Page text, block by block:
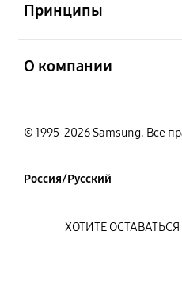
Принципы
О компании
© 1995-2026 Samsung. Все
Россия/Русский
ХОТИТЕ